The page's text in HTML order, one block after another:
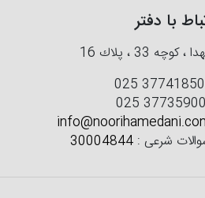
با دفتر
33 ، پلاك 16
025
025
شرعی : 30004844